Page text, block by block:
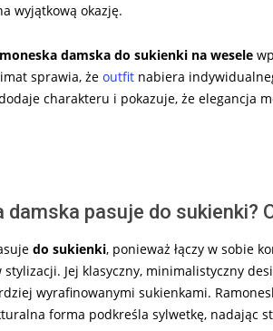
wyjątkową okazję.
damska do sukienki na wesele
sprawia, że outfit nabiera
charakteru i pokazuje, że elegancja
pasuje do sukienki?
do sukienki, ponieważ łączy w sobie
Jej klasyczny, minimalistyczny
wyrafinowanymi sukienkami.
forma podkreśla sylwetkę, nadając